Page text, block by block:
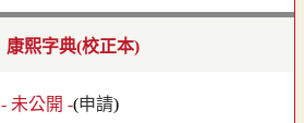
康熙字典(校正本)
- 未公開 -(申請)